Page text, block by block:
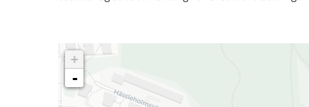
+
-